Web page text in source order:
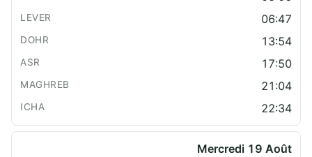
06:47
13:54
17:50
21:04
22:34
Mercredi 19 Août